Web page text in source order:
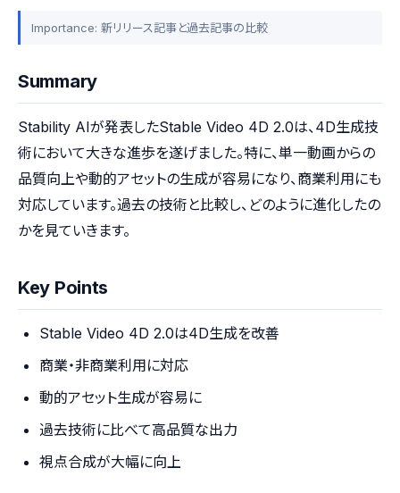
Importance: 新リリース記事と過去記事の比較
Summary
Stability AIが発表したStable Video 4D 2.0は、4D生成技
術において大きな進歩を遂げました。特に、単一動画からの
品質向上や動的アセットの生成が容易になり、商業利用にも
対応しています。過去の技術と比較し、どのように進化したの
かを見ていきます。
Key Points
Stable Video 4D 2.0は4D生成を改善
商業・非商業利用に対応
動的アセット生成が容易に
過去技術に比べて高品質な出力
視点合成が大幅に向上